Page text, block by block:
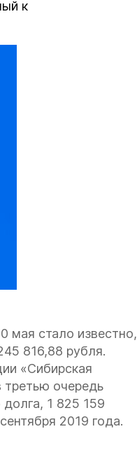
к
мая стало известно,
816,88 рубля.
«Сибирская
третью очередь
1 825 159
2019 года.